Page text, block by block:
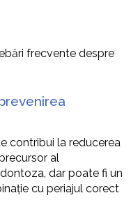
frecvente despre
contribui la reducerea
al
dar poate fi un
cu periajul corect